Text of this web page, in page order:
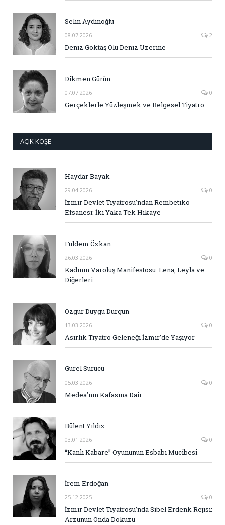
Selin Aydınoğlu
08.07.2026 2
Deniz Göktaş Ölü Deniz Üzerine
Dikmen Gürün
07.07.2026 0
Gerçeklerle Yüzleşmek ve Belgesel Tiyatro
AÇIK KÖŞE
Haydar Bayak
29.04.2026 0
İzmir Devlet Tiyatrosu’ndan Rembetiko
Efsanesi: İki Yaka Tek Hikaye
Fuldem Özkan
26.03.2026 0
Kadının Varoluş Manifestosu: Lena, Leyla ve
Diğerleri
Özgür Duygu Durgun
13.03.2026 0
Asırlık Tiyatro Geleneği İzmir’de Yaşıyor
Gürel Sürücü
05.03.2026 0
Medea’nın Kafasına Dair
Bülent Yıldız
03.01.2026 0
“Kanlı Kabare” Oyununun Esbabı Mucibesi
İrem Erdoğan
25.12.2025 0
İzmir Devlet Tiyatrosu’nda Sibel Erdenk Rejisi:
Arzunun Onda Dokuzu